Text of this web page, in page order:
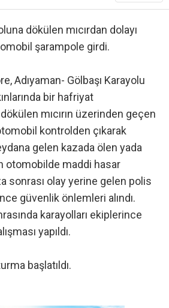
dökülen mıcırdan dolayı
şarampole girdi.
Adıyaman- Gölbaşı Karayolu
bir hafriyat
mıcırın üzerinden geçen
kontrolden çıkarak
gelen kazada ölen yada
otomobilde maddi hasar
sonrası olay yerine gelen polis
güvenlik önlemleri alındı.
karayolları ekiplerince
yapıldı.
başlatıldı.